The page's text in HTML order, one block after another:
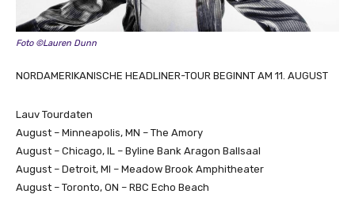
Foto ©Lauren Dunn
NORDAMERIKANISCHE HEADLINER-TOUR BEGINNT AM 11. AUGUST
Lauv Tourdaten
August – Minneapolis, MN – The Amory
August – Chicago, IL – Byline Bank Aragon Ballsaal
August – Detroit, MI – Meadow Brook Amphitheater
August – Toronto, ON – RBC Echo Beach